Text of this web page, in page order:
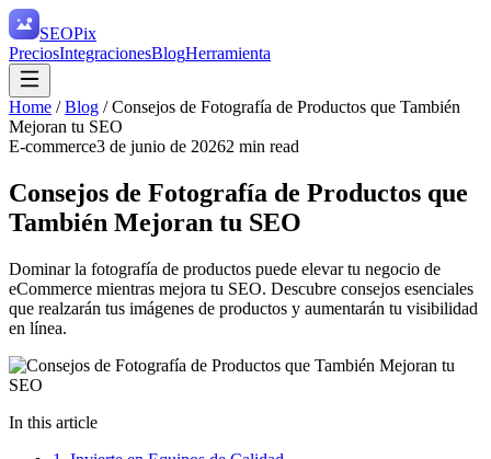
SEOPix
PreciosIntegracionesBlogHerramienta
Home /Blog /Consejos de Fotografía de Productos que También
Mejoran tu SEO
E-commerce3 de junio de 20262 min read
Consejos de Fotografía de Productos que
También Mejoran tu SEO
Dominar la fotografía de productos puede elevar tu negocio de
eCommerce mientras mejora tu SEO. Descubre consejos esenciales
que realzarán tus imágenes de productos y aumentarán tu visibilidad
en línea.
In this article